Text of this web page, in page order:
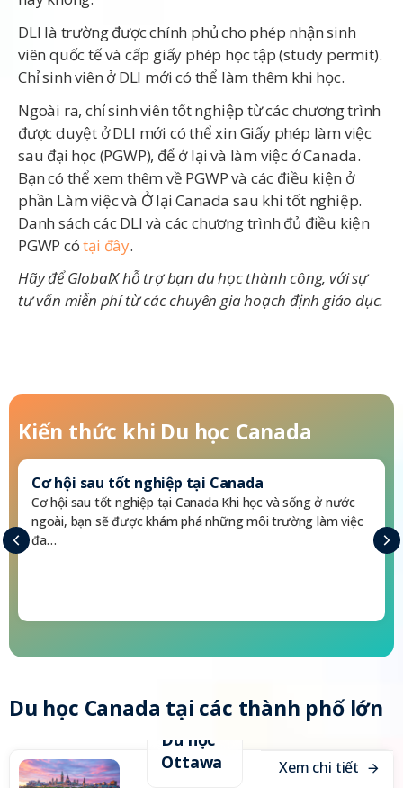
DLI là trường được chính phủ cho phép nhận sinh
viên quốc tế và cấp giấy phép học tập (study permit).
Chỉ sinh viên ở DLI mới có thể làm thêm khi học.
Ngoài ra, chỉ sinh viên tốt nghiệp từ các chương trình
được duyệt ở DLI mới có thể xin Giấy phép làm việc
sau đại học (PGWP), để ở lại và làm việc ở Canada.
Bạn có thể xem thêm về PGWP và các điều kiện ở
phần Làm việc và Ở lại Canada sau khi tốt nghiệp.
Danh sách các DLI và các chương trình đủ điều kiện
PGWP cótại đây.
Hãy để GlobalX hỗ trợ bạn du học thành công, với sự
tư vấn miễn phí từ các chuyên gia hoạch định giáo dục.
Kiến thức khi Du học Canada
Cơ hội sau tốt nghiệp tại Canada
Cơ hội sau tốt nghiệp tại Canada Khi học và sống ở nước
ngoài, bạn sẽ được khám phá những môi trường làm việc
đa…
Du học Canada tại các thành phố lớn
Du học
Ottawa
Xem chi tiết